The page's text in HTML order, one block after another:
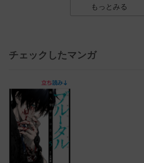
もっとみる
チェックしたマンガ